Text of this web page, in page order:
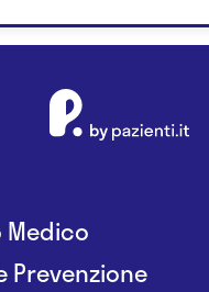
Medico
Prevenzione